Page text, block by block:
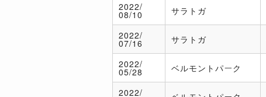
2022/
08/10 サラトガ
2022/
07/16 サラトガ
2022/
05/28 ベルモントパーク
2022/